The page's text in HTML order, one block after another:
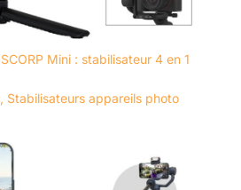
Mini : stabilisateur 4 en 1
, Stabilisateurs appareils photo